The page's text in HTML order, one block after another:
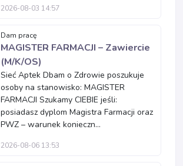
2026-08-03 14:57
Dam pracę
MAGISTER FARMACJI – Zawiercie
(M/K/OS)
Sieć Aptek Dbam o Zdrowie poszukuje
osoby na stanowisko: MAGISTER
FARMACJI Szukamy CIEBIE jeśli:
posiadasz dyplom Magistra Farmacji oraz
PWZ – warunek konieczn...
2026-08-06 13:53